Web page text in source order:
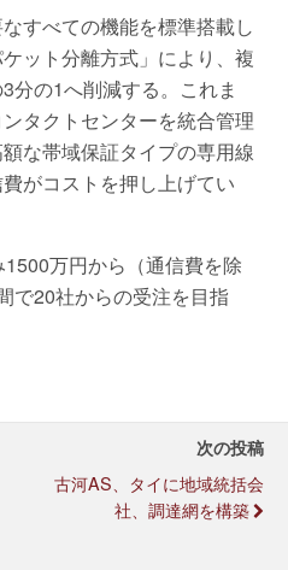
すべての機能を標準搭載し
ット分離方式」により、複
分の1へ削減する。これま
タクトセンターを統合管理
な帯域保証タイプの専用線
がコストを押し上げてい
万円から（通信費を除
で20社からの受注を目指
次の投稿
古河AS、タイに地域統括会
社、調達網を構築